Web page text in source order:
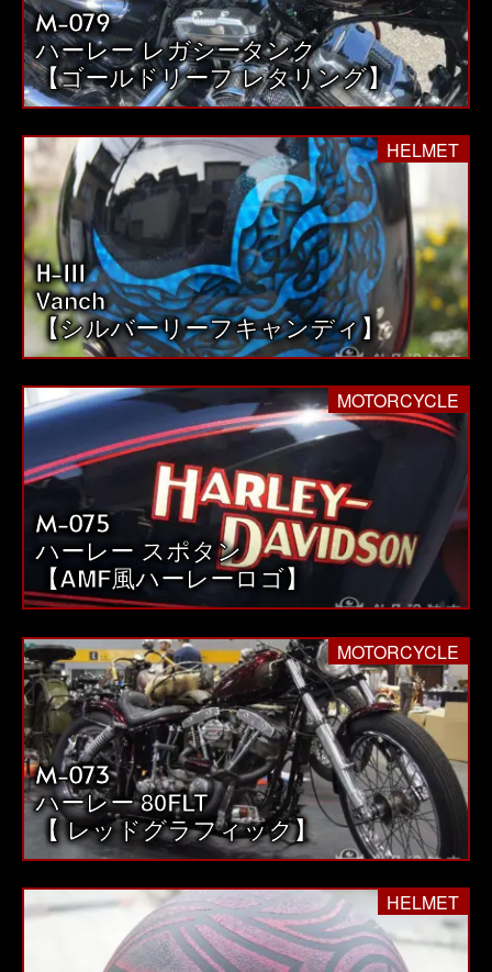
M-079
ハーレー レガシータンク
【ゴールドリーフ レタリング】
HELMET
H-111
Vanch
【シルバーリーフキャンディ】
MOTORCYCLE
M-075
ハーレー スポタン
【AMF風ハーレーロゴ】
MOTORCYCLE
M-073
ハーレー 80FLT
【 レッドグラフィック】
HELMET